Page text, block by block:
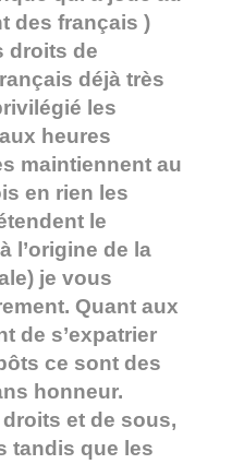
des français )
droits de
déjà très
les
heures
maintiennent au
en rien les
le
l’origine de la
je vous
Quant aux
de s’expatrier
ce sont des
honneur.
et de sous,
tandis que les